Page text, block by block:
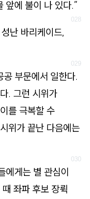
앞에 불이 나 있다.”
난 바리케이드,
부문에서 일한다.
. 그런 시위가
를 극복할 수
위가 끝난 다음에는
에게는 별 관심이
좌파 후보 장뤽